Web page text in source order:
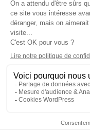
Contactez-nous-
confidentialité-Gestion